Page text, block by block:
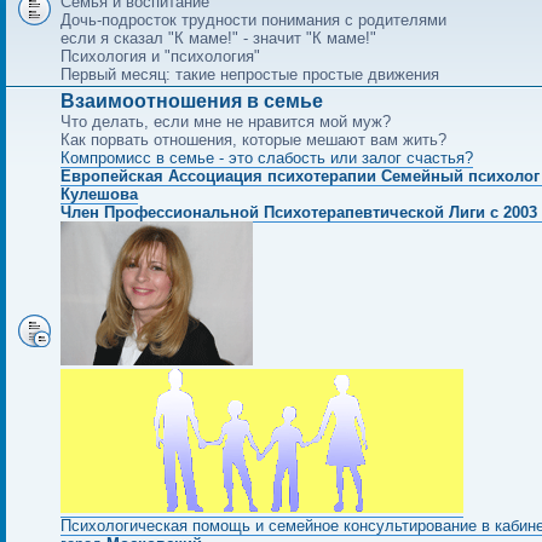
Дочь-подросток трудности понимания с родителями
если я сказал "К маме!" - значит "К маме!"
Психология и "психология"
Первый месяц: такие непростые простые движения
Взаимоотношения в семье
Что делать, если мне не нравится мой муж?
Как порвать отношения, которые мешают вам жить?
Компромисс в семье - это слабость или залог счастья?
Европейская Ассоциация психотерапии Семейный
Кулешова
Член Профессиональной Психотерапевтической Лиги с 2003
Психологическая помощь и семейное консультирование в